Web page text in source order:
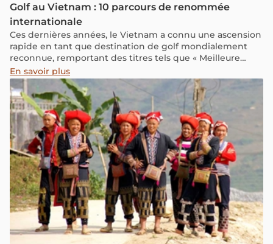
Golf au Vietnam : 10 parcours de renommée
internationale
Ces dernières années, le Vietnam a connu une ascension
rapide en tant que destination de golf mondialement
reconnue, remportant des titres tels que « Meilleure
destination de golf en Asie » et « Meilleure destination
de golf au monde » décernés par les World Golf Awards.
Accueillant près de 80 parcours – avec des projets
d'atteindre 200 d'ici 2025 – le Vietnam offre une
expérience de golf tout au long de l'année à travers des
paysages variés.
En savoir plus